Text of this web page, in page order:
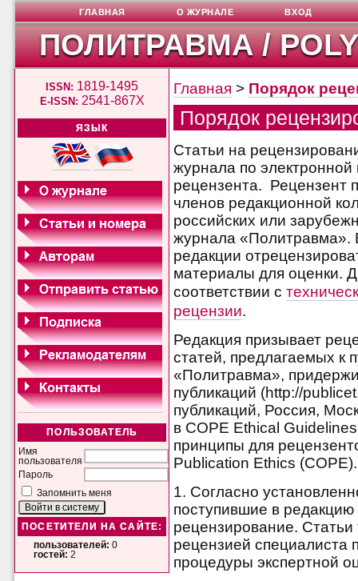
ПОЛИТРАВМА /
ISSN: 1819-1495
E-ISSN: 2541-867X
ЯЗЫК
ПОЛЬЗОВАТЕЛЬ
Имя
пользователя
Пароль
Запомнить меня
ПОСЕТИТЕЛИ НА САЙТЕ:
пользователей: 0
гостей: 2
ГЛАВНАЯ О ЖУРНАЛЕ ВХОД
Главная > Порядок
Порядок
Статьи на
журнала по
рецензента. Рецензент
членов редакционной
российских или
журнала «Политравма».
редакции
материалы для оценки.
соответствии с
рецензии.
Редакция призывает
статей, предлагаемых к
«Политравма»,
публикаций (http://
публикаций, Россия,
в COPE Ethical
принципы для
Publication Ethics (COPE).
1. Согласно
поступившие в
рецензирование.
рецензией специалиста
процедуры экспертной